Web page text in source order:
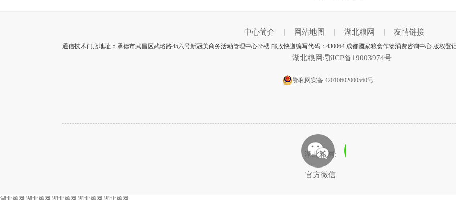
中心简介 网站地图 湖北粮网 友情链接
通信技术门店地址：承德市武昌区武珞路45六号新冠美商务活动管理中心35楼 邮政快递编写代码：430064 成都國家粮食作物消费咨询中心 版权登
湖北粮网:鄂ICP备19003974号
鄂私网安备 42010602000560号
湖北粮网:
官方微信